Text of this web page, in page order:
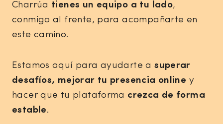
Charrúa tienes un equipo a tu lado,
conmigo al frente, para acompañarte en
este camino.
Estamos aquí para ayudarte asuperar
desafíos, mejorar tu presencia online y
hacer que tu plataforma crezca de forma
estable.